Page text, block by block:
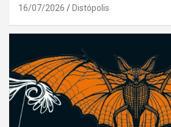
16/07/2026 Distópolis